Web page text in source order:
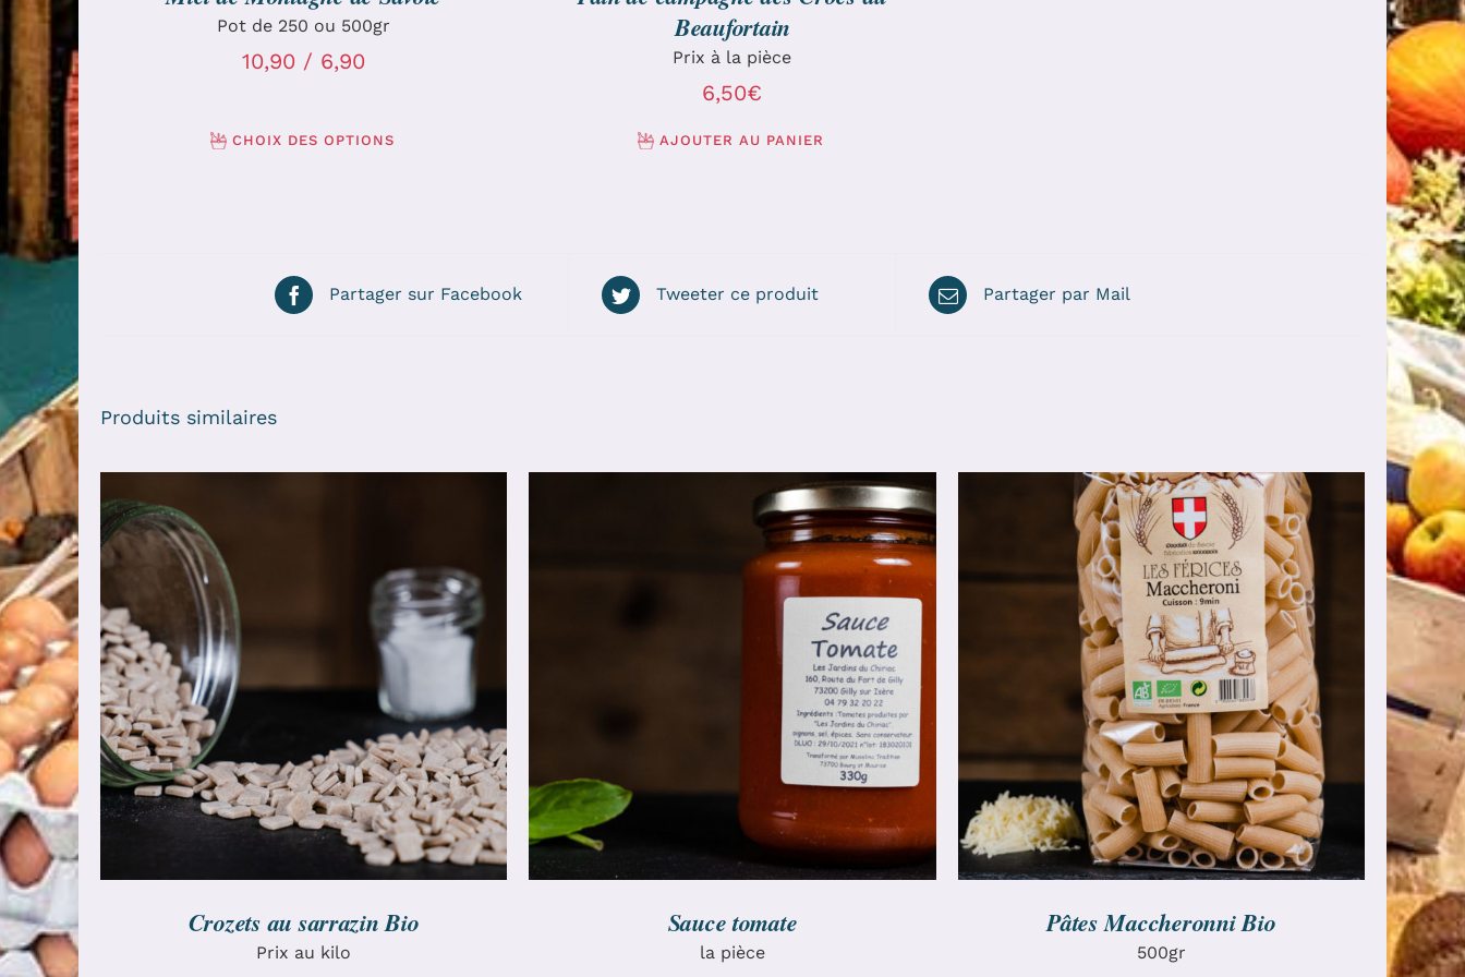
Pot de 250 ou 500gr
10,90 / 6,90
CHOIX DES OPTIONS
Beaufortain
Prix à la pièce
6,50€
AJOUTER AU PANIER
Partager sur Facebook Tweeter ce produit Partager par Mail
Produits similaires
CHOIX DES OPTIONS
Crozets au sarrazin Bio
Prix au kilo
DÉTAILS
Sauce tomate
la pièce
AJOUTER AU PANIER / DÉTAILS
Pâtes Maccheronni Bio
500gr